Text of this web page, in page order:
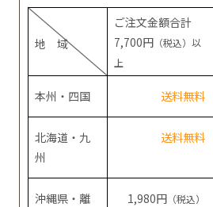
地 域
ご注文金額合計
7,700円 （税込）以
上
本州・四国 送料無料
北海道・九
州
送料無料
沖縄県・離
1,980円 （税込）